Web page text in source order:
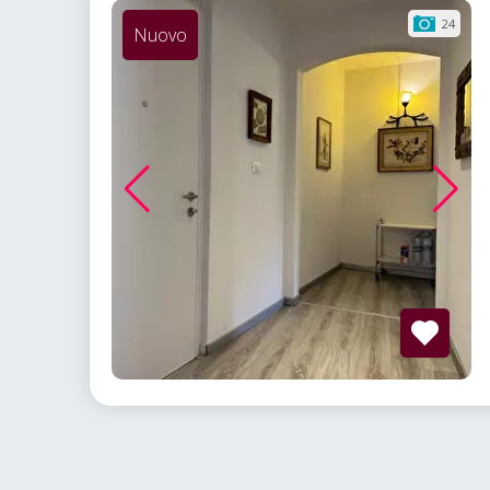
24
Nuovo